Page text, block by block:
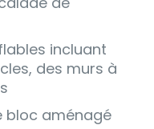
incluant
des murs à
bloc aménagé